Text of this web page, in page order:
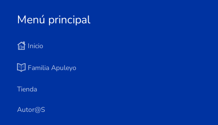
Menú principal
Inicio
Familia Apuleyo
Tienda
Autor@s